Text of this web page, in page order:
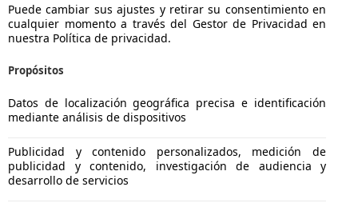
€ 165.000 Sin
Puede cambiar sus ajustes y retirar su consentimiento en
cualquier momento a través del Gestor de Privacidad en
nuestra Política de privacidad.
Propósitos
Datos de localización geográfica precisa e identificación
mediante análisis de dispositivos
Publicidad y contenido personalizados, medición de
publicidad y contenido, investigación de audiencia y
desarrollo de servicios